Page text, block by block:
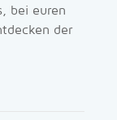
bei euren
der